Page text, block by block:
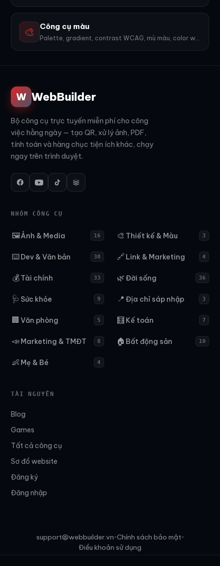
🎨 Công cụ màu
Palette, gradient, contrast WCAG, mù màu, color wheel, export PNG. 9 công cụ.
W WebBuilder
Bộ công cụ trực tuyến miễn phí cho công
việc hằng ngày — tạo QR, xử lý ảnh, PDF,
tính toán và hàng chục tiện ích khác, chạy
ngay trên trình duyệt.
NHÓM CÔNG CỤ
🖼️Ảnh & Media 16 🎨 Thiết kế & Màu 3
⌨️ Dev & Văn bản 38 🔗 Link & Marketing 4
💰Tài chính 33 🌿Đời sống 36
🩺 Sức khỏe 9 📍 Địa chỉ sáp nhập 3
🏢 Văn phòng 5 🧮 Kế toán 7
📣 Marketing & TMĐT 8 🏠 Bất động sản 10
👶 Mẹ & Bé 4
TÀI NGUYÊN
Blog
Games
Tất cả công cụ
Sơ đồ website
Đăng ký
Đăng nhập
support@webbuilder.vn•Chính sách bảo mật•
Điều khoản sử dụng